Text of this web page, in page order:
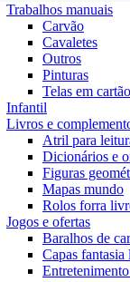
Trabalhos manuais
Carvão
Cavaletes
Outros
Pinturas
Telas em cartão
Infantil
Livros e
Atril para
Dicionários e
Figuras
Mapas mundo
Rolos forra
Jogos e ofertas
Baralhos de
Capas fantasia